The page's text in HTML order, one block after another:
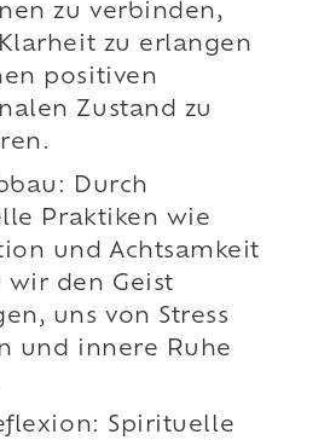
zu verbinden,
zu erlangen
positiven
Zustand zu
Durch
Praktiken wie
und Achtsamkeit
wir den Geist
uns von Stress
und innere Ruhe
Spirituelle